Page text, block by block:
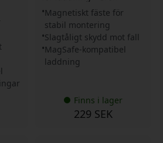
Magnetiskt fäste för
stabil montering
Slagtåligt skydd mot fall
MagSafe-kompatibel
laddning
Finns i lager
229 SEK